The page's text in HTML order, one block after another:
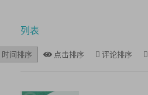
列表
时间排序 点击排序 评论排序